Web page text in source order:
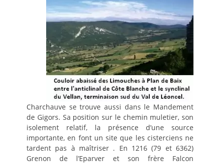
Charchauve se trouve aussi dans le Mandement
de Gigors. Sa position sur le chemin muletier, son
isolement relatif, la présence d’une source
importante, en font un site que les cisterciens ne
tardent pas à maîtriser . En 1216 (79 et 6362)
Grenon de l’Eparver et son frère Falcon